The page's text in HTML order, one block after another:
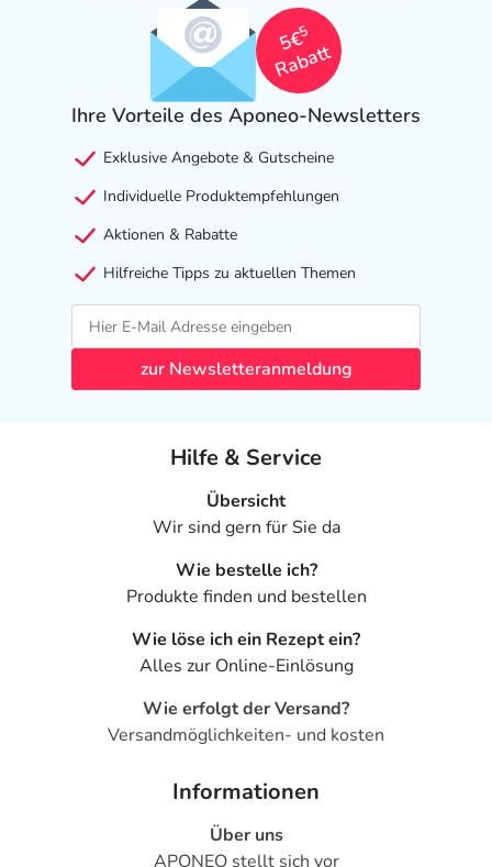
5€
5
Rabatt
Ihre Vorteile des Aponeo-Newsletters
Exklusive Angebote & Gutscheine
Individuelle Produktempfehlungen
Aktionen & Rabatte
Hilfreiche Tipps zu aktuellen Themen
zur Newsletteranmeldung
Hilfe & Service
Übersicht
Wir sind gern für Sie da
Wie bestelle ich?
Produkte finden und bestellen
Wie löse ich ein Rezept ein?
Alles zur Online-Einlösung
Wie erfolgt der Versand?
Versandmöglichkeiten- und kosten
Informationen
Über uns
APONEO stellt sich vor